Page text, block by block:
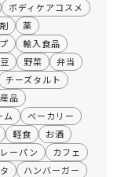
ボディケアコスメ
薬
輸入食品
野菜
弁当
チーズタルト
品
ム
ベーカリー
軽食
お酒
ーパン
カフェ
ハンバーガー